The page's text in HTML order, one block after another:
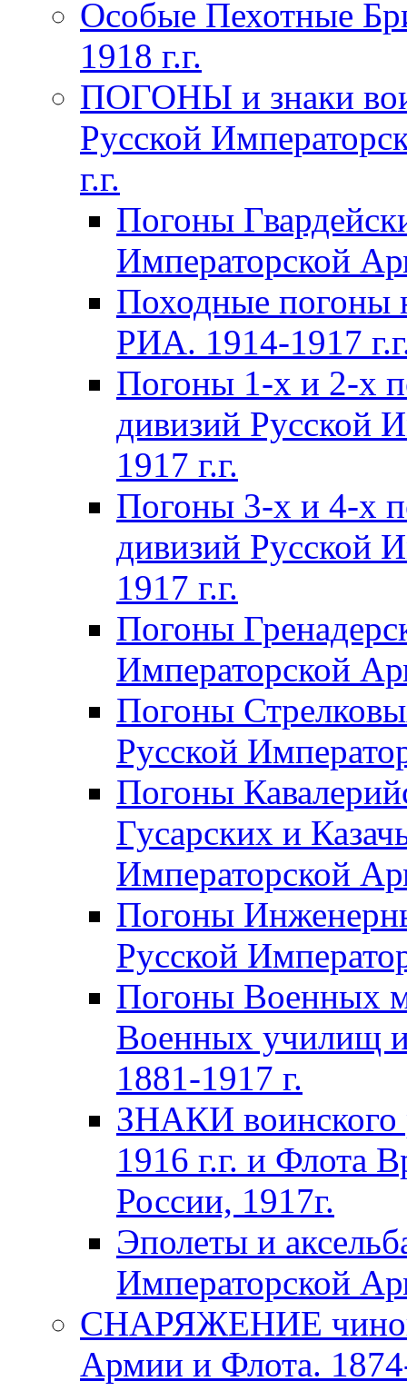
Особые Пехотные
1918 г.г.
ПОГОНЫ и знаки
Русской
г.г.
Погоны
Императорской
Походные погоны
РИА. 1914-1917
Погоны 1-х и 2-х
дивизий Русской
1917 г.г.
Погоны 3-х и 4-х
дивизий Русской
1917 г.г.
Погоны
Императорской
Погоны
Русской
Погоны
Гусарских и
Императорской
Погоны
Русской
Погоны Военных
Военных училищ
1881-1917 г.
ЗНАКИ воинского
1916 г.г. и Флота
России, 1917г.
Эполеты и
Императорской
СНАРЯЖЕНИЕ чинов
Армии и Флота.